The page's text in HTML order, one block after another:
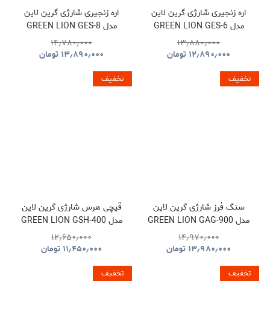
اره زنجیری شارژی گرین لاین
مدل GREEN LION GES-6
CORDLESS ELECTRIC
CHAINSAW
۱۳٫۸۸۰٫۰۰۰
۱۲٫۸۹۰٫۰۰۰ تومان
اره زنجیری شارژی گرین لاین
مدل GREEN LION GES-8
BRUSHLESS CORDLESS
CHAINSAW GNOCSWTLGN
۱۴٫۷۸۰٫۰۰۰
۱۳٫۸۹۰٫۰۰۰ تومان
تخفیف
سنگ فرز شارژی گرین لاین
مدل GREEN LION GAG-900
CORDLESS ANGLE
GRINDER TOOL
۱۴٫۹۷۰٫۰۰۰
۱۳٫۹۸۰٫۰۰۰ تومان
تخفیف
قیچی هرس شارژی گرین لاین
مدل GREEN LION GSH-400
ELECTRIC PRUNING
SHEARS TOOL CORDLESS
۱۲٫۶۵۰٫۰۰۰
۱۱٫۴۵۰٫۰۰۰ تومان
تخفیف تخفیف